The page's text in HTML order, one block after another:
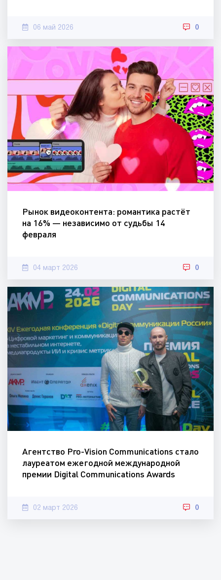
06 май 2026 0
Рынок видеоконтента: романтика растёт
на 16% — независимо от судьбы 14
февраля
04 март 2026 0
Агентство Pro-Vision Communications стало
лауреатом ежегодной международной
премии Digital Communications Awards
02 март 2026 0